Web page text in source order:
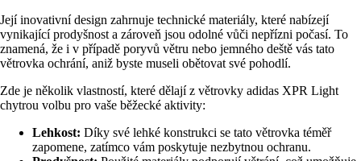
Její inovativní design zahrnuje technické materiály, které nabízejí
vynikající prodyšnost a zároveň jsou odolné vůči nepřízni počasí. To
znamená, že i v případě poryvů větru nebo jemného deště vás tato
větrovka ochrání, aniž byste museli obětovat své pohodlí.
Zde je několik vlastností, které dělají z větrovky adidas XPR Light
chytrou volbu pro vaše běžecké aktivity:
Lehkost: Díky své lehké konstrukci se tato větrovka téměř
zapomene, zatímco vám poskytuje nezbytnou ochranu.